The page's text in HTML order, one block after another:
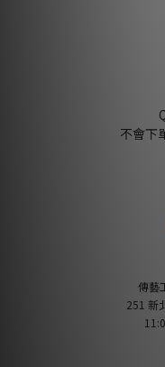
不會下
傳藝
251 新